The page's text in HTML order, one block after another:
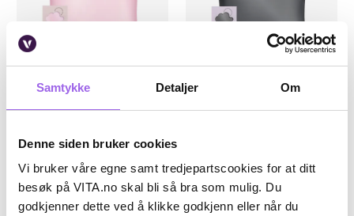
Samtykke Detaljer Om
Denne siden bruker cookies
Vi bruker våre egne samt tredjepartscookies for at ditt
besøk på VITA.no skal bli så bra som mulig. Du
godkjenner dette ved å klikke godkjenn eller når du
Silver Cloud
Infused Heart Pillowcase Pink
På lager på Vita.no
Utilgjengelig i butikk
280,-280 NOK
Silver Cloud
På lager på Vita.no
Utilgjengelig i butikk
280,-280 NOK